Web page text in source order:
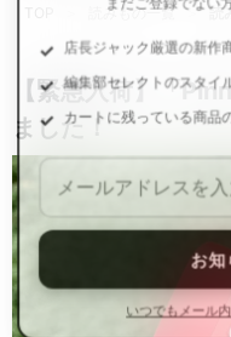
読みもの一覧 読
【緊急入荷】「
ました！
まだご登録でない
店長ジャック厳選の新作
編集部セレクトのスタイ
カートに残っている商品
お知
いつでもメール